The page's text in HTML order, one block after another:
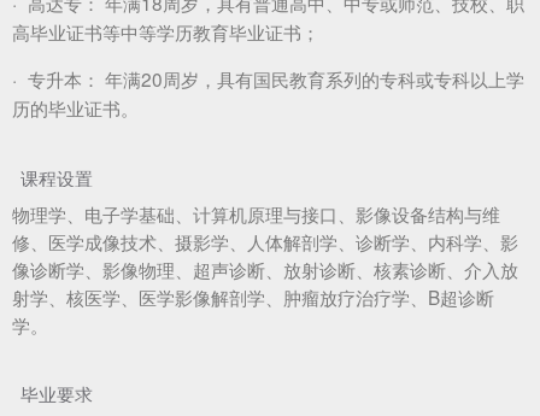
高毕业证书等中等学历教育毕业证书；
· 专升本： 年满20周岁，具有国民教育系列的专科或专科以上学
历的毕业证书。
课程设置
物理学、电子学基础、计算机原理与接口、影像设备结构与维
修、医学成像技术、摄影学、人体解剖学、诊断学、内科学、影
像诊断学、影像物理、超声诊断、放射诊断、核素诊断、介入放
射学、核医学、医学影像解剖学、肿瘤放疗治疗学、B超诊断
学。
毕业要求